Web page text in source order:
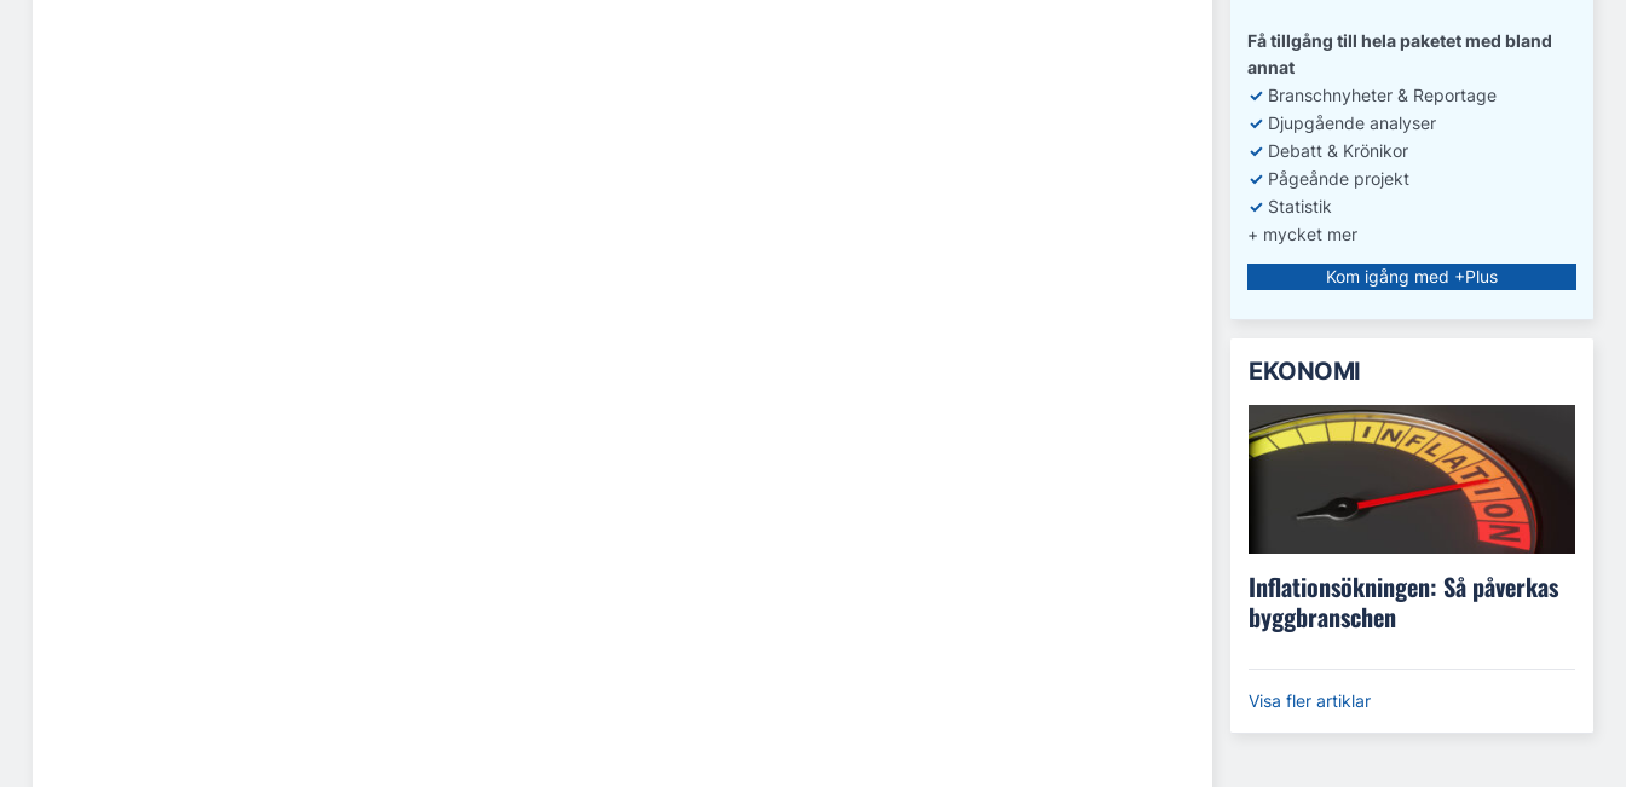
Få tillgång till hela paketet med bland
annat
✓ Branschnyheter & Reportage
✓ Djupgående analyser
✓ Debatt & Krönikor
✓ Pågeånde projekt
✓ Statistik
+ mycket mer
Kom igång med +Plus
EKONOMI
Inflationsökningen: Så påverkas
byggbranschen
Visa fler artiklar